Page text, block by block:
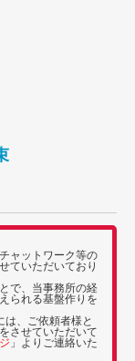
ャットワーク等の
ていただいており
で、当事務所の経
られる基盤作りを
、ご依頼者様と
させていただいて
」よりご連絡いた